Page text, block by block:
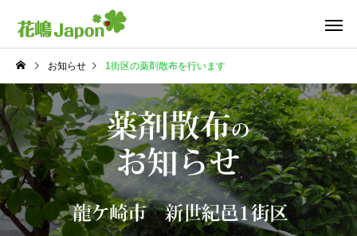
お知らせ 1街区の薬剤散布を行います